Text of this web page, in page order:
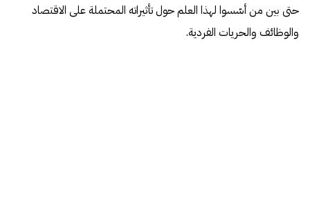
حتى بين من أسّسوا لهذا العلم حول تأثيراته المحتملة على الاقتصاد
والوظائف والحريات الفردية.